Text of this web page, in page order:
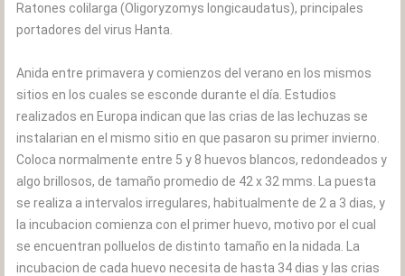
Ratones colilarga (Oligoryzomys longicaudatus), principales
portadores del virus Hanta.
Anida entre primavera y comienzos del verano en los mismos
sitios en los cuales se esconde durante el día. Estudios
realizados en Europa indican que las crias de las lechuzas se
instalarian en el mismo sitio en que pasaron su primer invierno.
Coloca normalmente entre 5 y 8 huevos blancos, redondeados y
algo brillosos, de tamaño promedio de 42 x 32 mms. La puesta
se realiza a intervalos irregulares, habitualmente de 2 a 3 dias, y
la incubacion comienza con el primer huevo, motivo por el cual
se encuentran polluelos de distinto tamaño en la nidada. La
incubacion de cada huevo necesita de hasta 34 dias y las crias